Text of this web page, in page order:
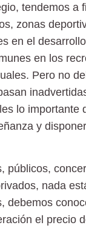
tendemos a
zonas
en el
en los
Pero no
lo importante
y
públicos,
nada
debemos
el precio